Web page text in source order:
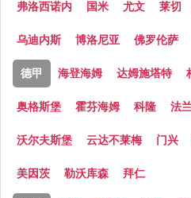
弗洛西诺内 国米 尤文 莱切
乌迪内斯 博洛尼亚 佛罗伦萨
德甲 海登海姆 达姆施塔特
奥格斯堡 霍芬海姆 科隆 法
沃尔夫斯堡 云达不莱梅 门兴
美因茨 勒沃库森 拜仁